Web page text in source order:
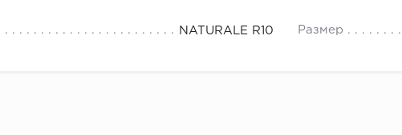
NATURALE R10 Размер
за пользование деньгами